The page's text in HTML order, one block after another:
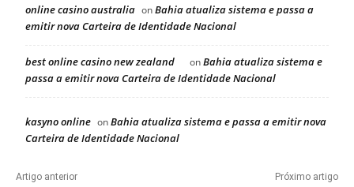
online casino australia onBahia atualiza sistema e passa a
emitir nova Carteira de Identidade Nacional
best online casino new zealand onBahia atualiza sistema e
passa a emitir nova Carteira de Identidade Nacional
kasyno online onBahia atualiza sistema e passa a emitir nova
Carteira de Identidade Nacional
Artigo anterior Próximo artigo